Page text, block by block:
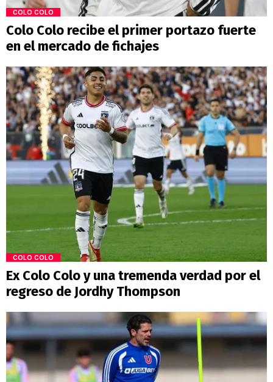
COLO COLO
Colo Colo recibe el primer portazo fuerte
en el mercado de fichajes
COLO COLO
Ex Colo Colo y una tremenda verdad por el
regreso de Jordhy Thompson